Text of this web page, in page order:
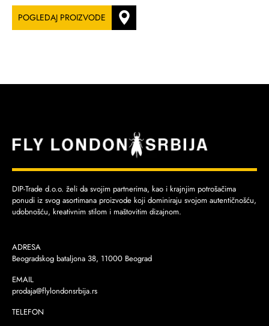
POGLEDAJ PROIZVODE
DIP-Trade d.o.o. želi da svojim partnerima, kao i krajnjim potrošačima
ponudi iz svog asortimana proizvode koji dominiraju svojom autentičnošću,
udobnošću, kreativnim stilom i maštovitim dizajnom.
ADRESA
Beogradskog bataljona 38, 11000 Beograd
EMAIL
prodaja@flylondonsrbija.rs
TELEFON